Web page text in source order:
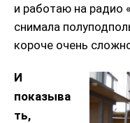
и работаю на радио
снимала
короче очень
И
показыва
ть,